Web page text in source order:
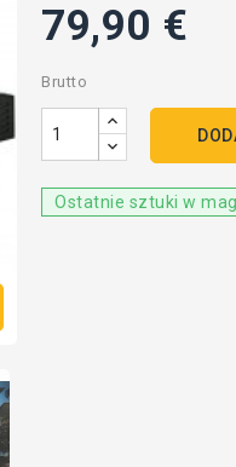
79,90 €
Brutto
Ostatnie sztuki w